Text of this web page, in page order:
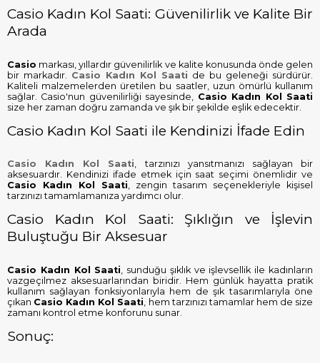
Casio Kadın Kol Saati: Güvenilirlik ve Kalite Bir
Arada
Casio markası, yıllardır güvenilirlik ve kalite konusunda önde gelen
bir markadır. Casio Kadın Kol Saati de bu geleneği sürdürür.
Kaliteli malzemelerden üretilen bu saatler, uzun ömürlü kullanım
sağlar. Casio'nun güvenilirliği sayesinde, Casio Kadın Kol Saati
size her zaman doğru zamanda ve şık bir şekilde eşlik edecektir.
Casio Kadın Kol Saati ile Kendinizi İfade Edin
Casio Kadın Kol Saati, tarzınızı yansıtmanızı sağlayan bir
aksesuardır. Kendinizi ifade etmek için saat seçimi önemlidir ve
Casio Kadın Kol Saati, zengin tasarım seçenekleriyle kişisel
tarzınızı tamamlamanıza yardımcı olur.
Casio Kadın Kol Saati: Şıklığın ve İşlevin
Buluştuğu Bir Aksesuar
Casio Kadın Kol Saati , sunduğu şıklık ve işlevsellik ile kadınların
vazgeçilmez aksesuarlarından biridir. Hem günlük hayatta pratik
kullanım sağlayan fonksiyonlarıyla hem de şık tasarımlarıyla öne
çıkan Casio Kadın Kol Saati , hem tarzınızı tamamlar hem de size
zamanı kontrol etme konforunu sunar.
Sonuç: